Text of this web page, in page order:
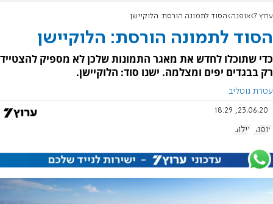
ערוץ 7 אופנה הסוד לתמונה הורסת: הלוקיישן
הסוד לתמונה הורסת: הלוקיישן
כדי שתוכלו לחדש את מאגר התמונות שלכן לא מספיק להצטייד
רק בבגדים יפים ומצלמה. ישנו סוד: הלוקיישן.
עטרת גוטליב
23.06.20, 18:29
אופנה צילום